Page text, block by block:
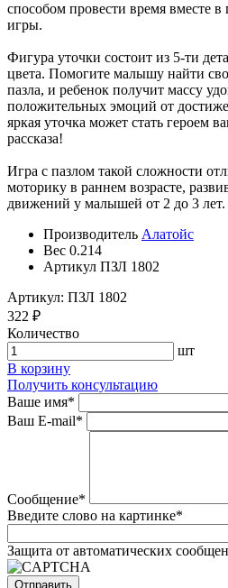
способом провести время вместе
игры.
Фигура уточки состоит из 5-ти
цвета. Помогите малышу найти
пазла, и ребенок получит массу
положительных эмоций от
яркая уточка может стать героем
рассказа!
Игра с пазлом такой сложности
моторику в раннем возрасте,
движений у малышей от 2 до 3 лет.
Производитель Алатойс
Вес 0.214
Артикул ПЗЛ 1802
Артикул: ПЗЛ 1802
322 ₽
Количество
шт
В корзину
Получить консультацию
Ваше имя*
Ваш E-mail*
Сообщение*
Введите слово на картинке*
Защита от автоматических